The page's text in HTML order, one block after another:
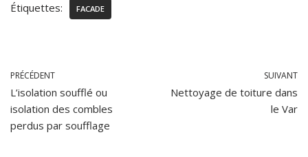
Étiquettes: FACADE
PRÉCÉDENT
L’isolation soufflé ou
isolation des combles
perdus par soufflage
SUIVANT
Nettoyage de toiture dans
le Var